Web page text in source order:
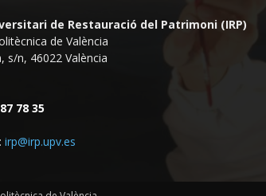
de Restauració del Patrimoni (IRP)
de València
s/n, 46022 València
78 35
irp@irp.upv.es